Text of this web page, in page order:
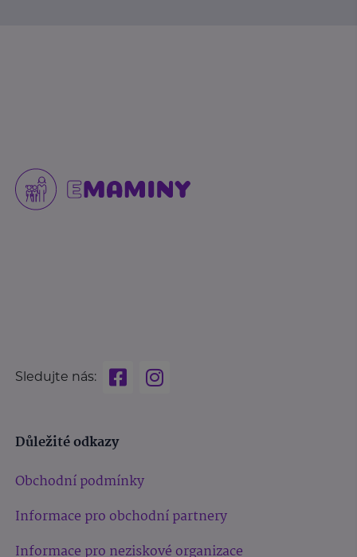
Sledujte nás:
Důležité odkazy
Obchodní podmínky
Informace pro obchodní partnery
Informace pro neziskové organizace